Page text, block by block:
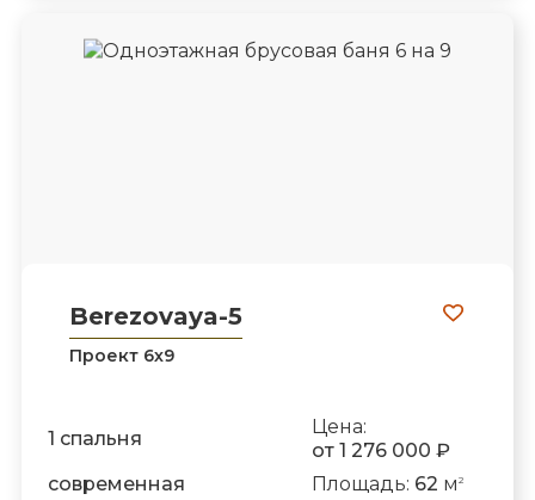
Berezovaya-5
Проект 6х9
1 спальня
Цена:
от 1 276 000 ₽
современная
Площадь: 62 м 2